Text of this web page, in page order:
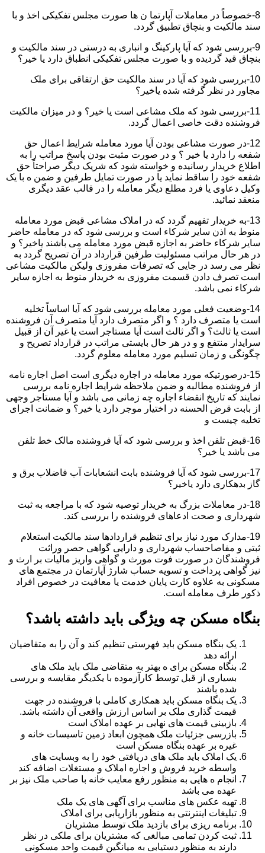
8-خصوصاً در معاملات آپارتما ن ها صورت مجلس تفکیکی اخذ و با
سند مالکیت و بنچاق تطبیق گردد.
9-بررسی شود که آیا پارکینگ و انباری به درستی در سند مالکیت و
بنچاق قید گردیده و با صورت مجلس تفکیکی انطباق دارد یا خیر؟
10-بررسی شود که آیا در سند مالکیت حق ارتفاقی برای ملک
مجاور در نظر گرفته شده یاخیر؟
11-بررسی شود که ملک مشاعی است یا خیر؟ و در میزان مالکیت
فروشنده دقت خاصی اعمال گردد.
12-در صورت مشاعی بودن آیا مورد معامله شرایط اعمال حق
شفعه را دارد یا خیر ؟ و در صورت مثبت بودن پاسخ مراتب را به
اطلاع خریدار رسانیده و خواسته شود که شریک دیگر صراحتاً حق
شفعه خود را ساقط نماید یا در صورت تمایل طرفین و ضمن ه با یک
وکیل دعاوی یا فرد مطلع دیگر معامله را در قالب عقد دیگری
منعقد نمائید.
13-به خریدار تفهیم گردد که در املاک مشاعی قبض مورد معامله
منوط به اذن سایر شرکاء است و بررسی شود که در معامله حاضر
سایر شرکاء حاضر به اجازه قبض مورد معامله می باشند یاخیر؟ و
در هر حال مراتب مسئولیت طرفین قرارداد در آن تصریح گردد به
نظر می رسد در جایی که تصرفات مفروزی ولیکن مالکیت مشاعی
است تصرف دادن قسمت مفروزی به خریدار منوط به اجازه سایر
شرکاء نمی باشد.
14-وضعیت فعلی مورد معامله بررسی شود که آیا اساساً تخلیه
است یا متصرف دارد ؟ و اگر متصرف دارد آیا متصرف آن فروشنده
است یا ثالث؟ و اگر ثالث است آیا مستاجر است یا غیر آن از قبیل
سرایدار منتفع و و در هر حال بایستی مراتب در قرارداد تصریح و
چگونگی و زمان تسلیم مورد معامله معلوم گردد.
15-درصورتیکه مورد معامله در اجاره دیگری است اصل اجاره نامه
از فروشنده مطالبه و ضمن ملاحظه شرایط اجاره نامه بررسی
نمایند که تاریخ انقضاء اجاره چه زمانی می باشد و آیا مستاجر وجهی
از بابت قرض الحسنه در اختیار موجر دارد یا خیر؟ و ضمانت اجرای
تخلیه چیست و
16-قبض تلفن اخذ و بررسی شود که آیا فروشنده مالک خط تلفن
می باشد یا خیر؟
17-بررسی شود که آیا فروشنده بابت انشعابات آب فاضلاب برق و
گاز بدهکاری دارد یاخیر؟
18-در معاملات بزرگ به خریدار توصیه شود که با مراجعه به ثبت
شهرداری و صحت ادعاهای فروشنده را بررسی کند.
19-مدارک مورد نیاز برای تنظیم قراردادها سند مالکیت استعلام
ثبتی و مفاصاحساب شهرداری و دارایی گواهی حصر وراثت
فروشندگان در صورت فوت مورث و گواهی واریز مالیات بر ارث و
نیز گواهی پرداخت و تسویه حساب شارژ آپارتمان در مجتمع های
مسکونی به علاوه کارت پایان خدمت یا معافیت در خصوص افراد
ذکور طرف معامله است.
بنگاه مسکن چه ویژگی باید داشته باشد؟
یک بنگاه مسکن باید فهرستی تنظیم کند و آن را به متقاضیان
ارائه دهد
بنگاه مسکن برای ه بهتر به متقاضی ملک باید ملک های
بسیاری از قبل توسط کارآزموده با یکدیگر مقایسه و بررسی
شده باشند
یک بنگاه مسکن باید همکاری کاملی با فروشنده در جهت
قیمت گذاری ملک بر اساس ارزش واقعی آن داشته باشد.
بازبینی قیمت های نهایی بر عهده املاک است
بازرسی جزئیات ملک همچون ابعاد زمین تاسیسات خانه و
غیره بر عهده بنگاه مسکن است
یک املاک باید ملک های دریافتی خود را به وبسایت های
واسطه خرید فروش و اجاره املاک و مستغلات اضافه کند
انجام ه هایی به منظور رفع معایب خانه با صاحب ملک نیز بر
عهده می باشد
تهیه عکس های مناسب برای آگهی های یک ملک
تبلیغات اینترنتی به منظور بازاریابی برای املاک
برنامه ریزی برای بازدید ملک توسط مشتریان
ثبت کردن تمامی مبالغی که مشتریان برای ملکی در نظر
دارند به منظور دستیابی به میانگین قیمت واحد مسکونی